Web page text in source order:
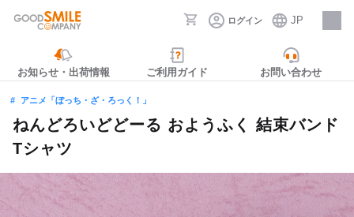
ログイン JP
採用情報
お知らせ・出荷情報 ご利用ガイド お問い合わせ
アニメ「ぼっち・ざ・ろっく！」
ねんどろいどどーる おようふく 結束バンド
Tシャツ